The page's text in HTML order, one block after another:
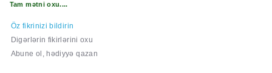
Tam mətni oxu....
Öz fikrinizi bildirin
Digərlərin fikirlərini oxu
Abune ol, hədiyyə qazan